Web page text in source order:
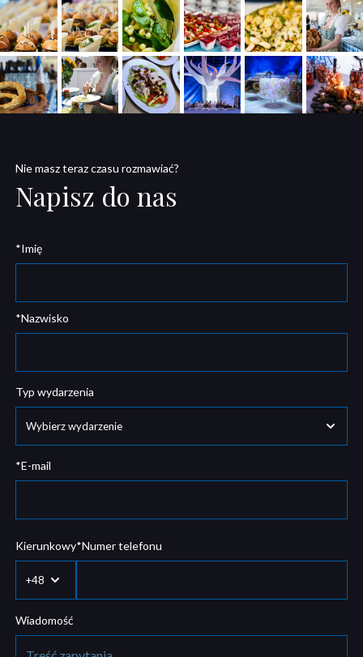
Nie masz teraz czasu rozmawiać?
Napisz do nas
*Imię
*Nazwisko
Typ wydarzenia
*E-mail
Kierunkowy*Numer telefonu
Wiadomość